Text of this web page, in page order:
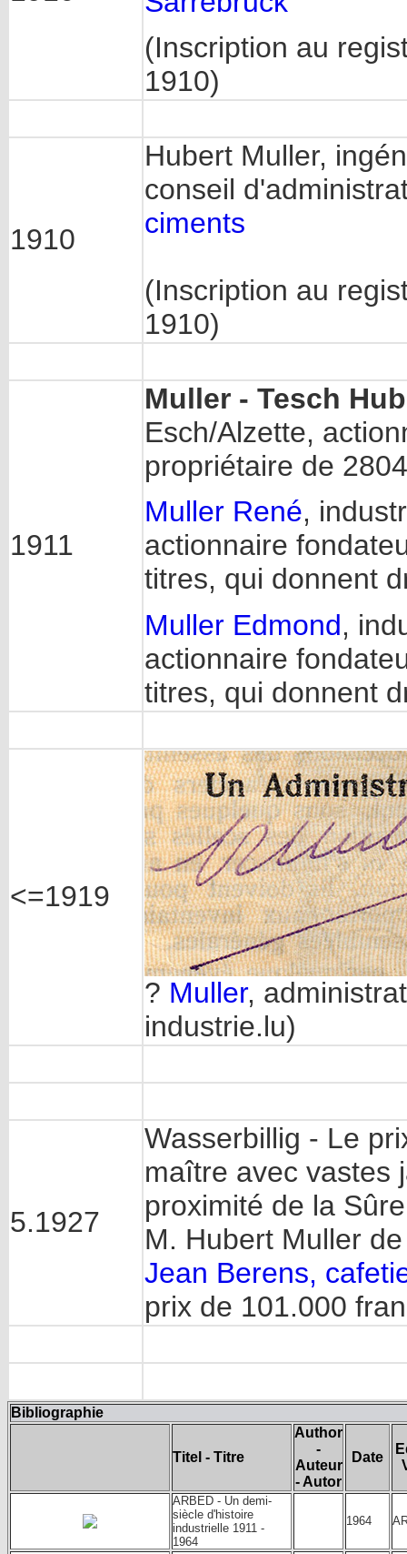
(Inscription au
1910)
1910
Hubert Muller,
conseil
ciments
(Inscription au
1910)
1911
Muller - Tesch
Esch/Alzette,
propriétaire de
Muller René,
actionnaire
titres, qui donnent
Muller Edmond,
actionnaire
titres, qui donnent
<=1919
? Muller,
industrie.lu)
5.1927
Wasserbillig - Le
maître avec vastes
proximité de la
M. Hubert Muller
Jean Berens,
prix de 101.000
Bibliographie
Titel - Titre
Author
-
Auteur
- Autor
Date
ARBED - Un demi-
siècle d'histoire
industrielle 1911 -
1964
1964